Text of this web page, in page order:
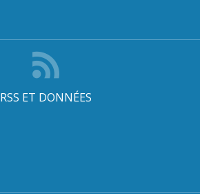
RSS ET DONNÉES